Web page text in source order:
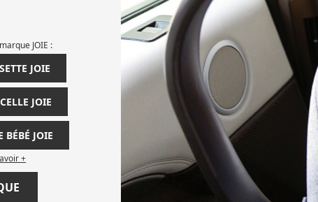
JOIE :
JOIE
JOIE
BÉBÉ JOIE
+